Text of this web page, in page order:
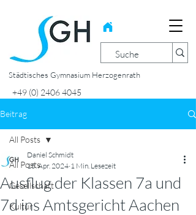
Städtisches Gymnasium Herzogenrath
+49 (0) 2406 4045
Beitrag
All Posts
Gesellschaft
Kultur
All Posts
Ausflug der Klassen 7a und
7d ins Amtsgericht Aachen
Daniel Schmidt
15. Apr. 2024 1 Min. Lesezeit